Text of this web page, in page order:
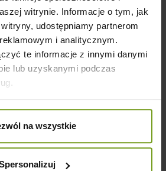
witrynie. Informacje o tym, jak
udostępniamy partnerom
i analitycznym.
te informacje z innymi danymi
lub uzyskanymi podczas
na wszystkie